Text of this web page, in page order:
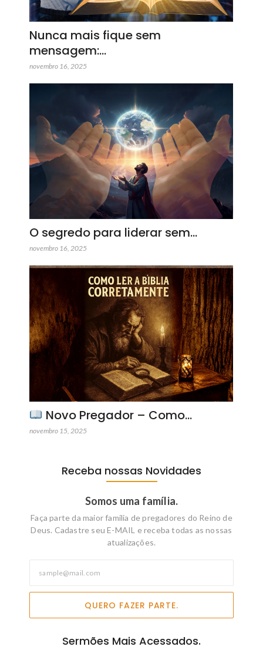
Nunca mais fique sem
mensagem:…
novembro 16, 2025
O segredo para liderar sem…
novembro 16, 2025
Novo Pregador – Como…
novembro 15, 2025
Receba nossas Novidades
Somos uma família.
Faça parte da maior familia de pregadores do Reino de
Deus. Cadastre seu E-MAIL e receba todas as nossas
atualizações.
QUERO FAZER PARTE.
Sermões Mais Acessados.